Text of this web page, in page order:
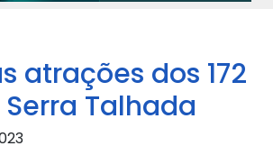
atrações dos 172
Talhada